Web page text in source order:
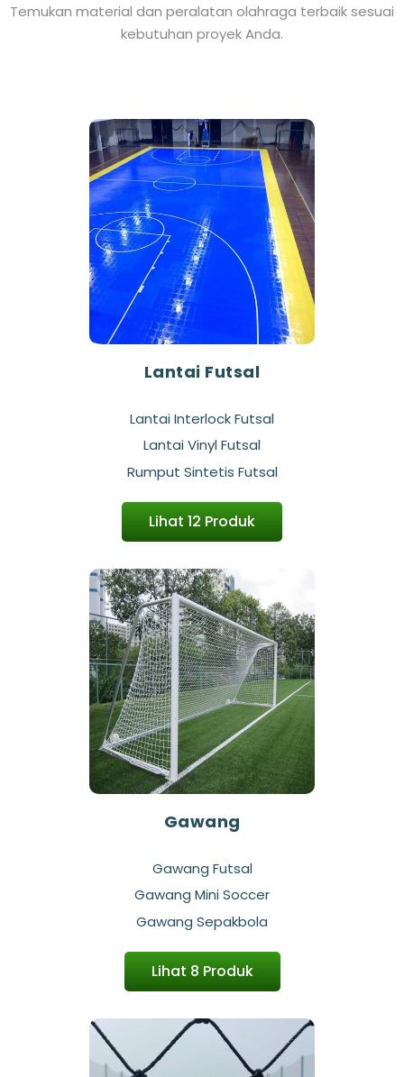
Temukan material dan peralatan olahraga terbaik sesuai
kebutuhan proyek Anda.
Lantai Futsal
Lantai Interlock Futsal
Lantai Vinyl Futsal
Rumput Sintetis Futsal
Lihat 12 Produk
Gawang
Gawang Futsal
Gawang Mini Soccer
Gawang Sepakbola
Lihat 8 Produk